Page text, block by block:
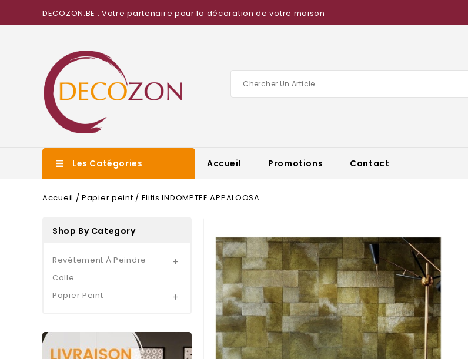
DECOZON.BE : Votre partenaire pour la décoration de votre maison
Les Catégories Accueil Promotions Contact
Accueil Papier peint Elitis INDOMPTEE APPALOOSA
Shop By Category
Revêtement À Peindre 
Colle
Papier Peint
